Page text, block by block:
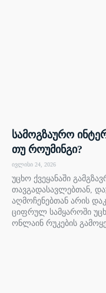
სამოგზაურო
თუ როუმინგი?
ივლისი 24, 2026
უცხო ქვეყანაში
თავგადასავლებთან,
აღმოჩენებთან არის
ციფრულ სამყაროში
ონლაინ რუკების